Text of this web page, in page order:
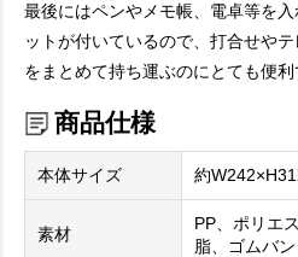
最後にはペンやメモ帳、電卓等を
ットが付いているので、打合せや
をまとめて持ち運ぶのにとても便利
商品仕様
本体サイズ 約
素材
PP、ポリエ
脂、ゴムバン